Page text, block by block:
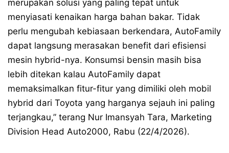
merupakan solusi yang paling tepat untuk
menyiasati kenaikan harga bahan bakar. Tidak
perlu mengubah kebiasaan berkendara, AutoFamily
dapat langsung merasakan benefit dari efisiensi
mesin hybrid-nya. Konsumsi bensin masih bisa
lebih ditekan kalau AutoFamily dapat
memaksimalkan fitur-fitur yang dimiliki oleh mobil
hybrid dari Toyota yang harganya sejauh ini paling
terjangkau,” terang Nur Imansyah Tara, Marketing
Division Head Auto2000, Rabu (22/4/2026).